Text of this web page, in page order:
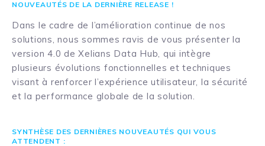
NOUVEAUTÉS DE LA DERNIÈRE RELEASE !
Dans le cadre de l’amélioration continue de nos
solutions, nous sommes ravis de vous présenter la
version 4.0 de Xelians Data Hub, qui intègre
plusieurs évolutions fonctionnelles et techniques
visant à renforcer l’expérience utilisateur, la sécurité
et la performance globale de la solution.
SYNTHÈSE DES DERNIÈRES NOUVEAUTÉS QUI VOUS
ATTENDENT :